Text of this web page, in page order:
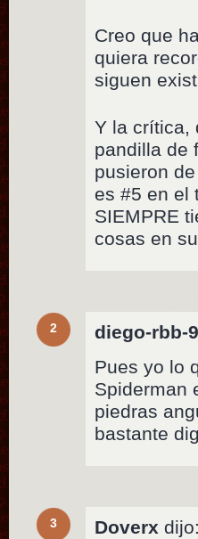
Creo que
quiera
siguen
Y la crítica,
pandilla de
pusieron
es #5 en el
SIEMPRE
cosas en
2 diego-rbb-
Pues yo lo
Spiderman
piedras
bastante
3 Doverx dijo: